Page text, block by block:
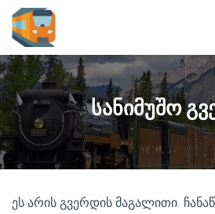
სანიმუშო
ეს არის გვერდის მაგალითი.